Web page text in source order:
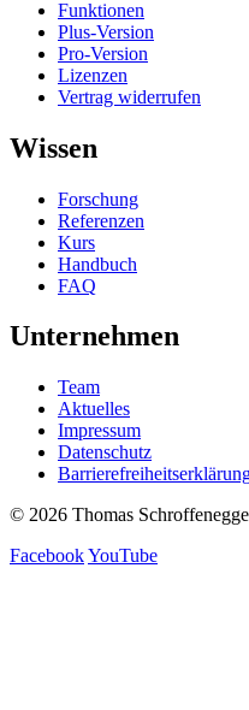
Funktionen
Plus-Version
Pro-Version
Lizenzen
Vertrag widerrufen
Wissen
Forschung
Referenzen
Kurs
Handbuch
FAQ
Unternehmen
Team
Aktuelles
Impressum
Datenschutz
© 2026 Thomas
FacebookYouTube